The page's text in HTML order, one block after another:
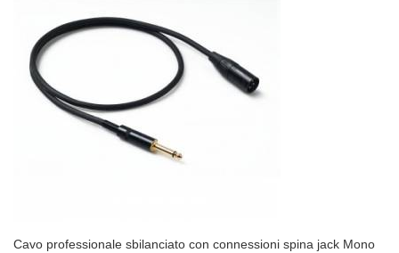
Cavo professionale sbilanciato con connessioni spina jack Mono